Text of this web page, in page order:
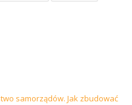
samorządów. Jak zbudować